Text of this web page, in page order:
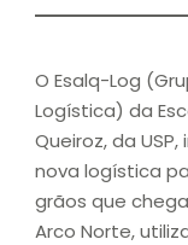
O Esalq-Log
Logística) da
Queiroz, da
nova logística
grãos que
Arco Norte,